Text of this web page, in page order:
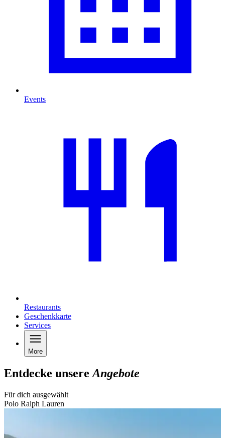
Events
Restaurants
Geschenkkarte
Services
More
Entdecke unsereAngebote
Für dich ausgewählt
Polo Ralph Lauren